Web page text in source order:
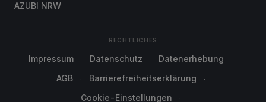
AZUBI NRW
RECHTLICHES
Impressum Datenschutz
Datenerhebung
AGB
Barrierefreiheitserklärung
Cookie-Einstellungen